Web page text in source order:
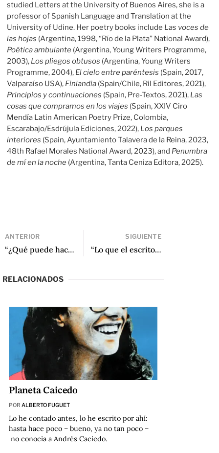
studied Letters at the University of Buenos Aires, she is a
professor of Spanish Language and Translation at the
University of Udine. Her poetry books include Las voces de
las hojas (Argentina, 1998, “Río de la Plata” National Award),
Poética ambulante (Argentina, Young Writers Programme,
2003), Los pliegos obtusos (Argentina, Young Writers
Programme, 2004), El cielo entre paréntesis (Spain, 2017,
Valparaíso USA), Finlandia (Spain/Chile, Ril Editores, 2021),
Principios y continuaciones (Spain, Pre-Textos, 2021), Las
cosas que compramos en los viajes (Spain, XXIV Ciro
Mendía Latin American Poetry Prize, Colombia,
Escarabajo/Esdrújula Ediciones, 2022), Los parques
interiores (Spain, Ayuntamiento Talavera de la Reina, 2023,
48th Rafael Morales National Award, 2023), and Penumbra
de mí en la noche (Argentina, Tanta Ceniza Editora, 2025).
ANTERIOR
“¿Qué puede hacer la poesía?” Las artes poéticas de Gioconda Belli: de los tiempos de lucha a los tiempos de crueldad
SIGUIENTE
“Lo que el escritor hace afecta al mundo”: Una entrevista a Gioconda Belli
RELACIONADOS
Planeta Caicedo
POR ALBERTO FUGUET
Lo he contado antes, lo he escrito por ahí:
hasta hace poco – bueno, ya no tan poco –
no conocía a Andrés Caciedo.